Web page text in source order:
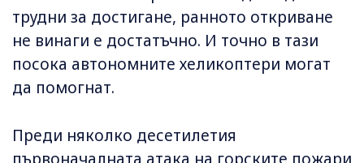
трудни за достигане, ранното откриване
не винаги е достатъчно. И точно в тази
посока автономните хеликоптери могат
да помогнат.
Преди няколко десетилетия